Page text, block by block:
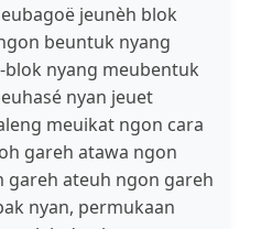
jeunèh blok
beuntuk nyang
blok nyang meubentuk
nyan jeuet
meuikat ngon cara
gareh atawa ngon
gareh ateuh ngon gareh
nyan, permukaan